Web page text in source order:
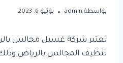
بواسطة admin يونيو 6, 2023
تعتبر شركة غسيل مجالس
تنظيف المجالس بالرياض